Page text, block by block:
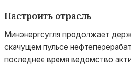
Настроить отрасль
Минэнергоугля продолжает
скачущем пульсе
последнее время ведомство